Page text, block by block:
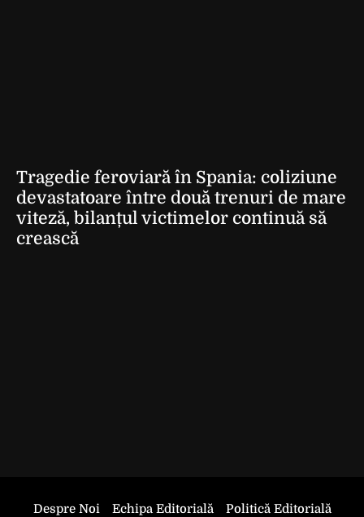
Tragedie feroviară în Spania: coliziune
devastatoare între două trenuri de mare
viteză, bilanțul victimelor continuă să
crească
Despre Noi Echipa Editorială
Politică Editorială